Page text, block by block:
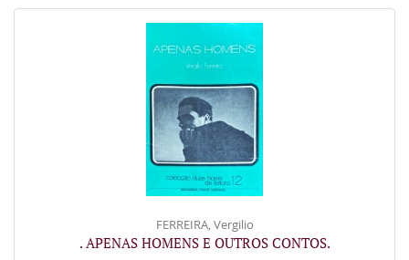
FERREIRA, Vergilio
. APENAS HOMENS E OUTROS CONTOS.